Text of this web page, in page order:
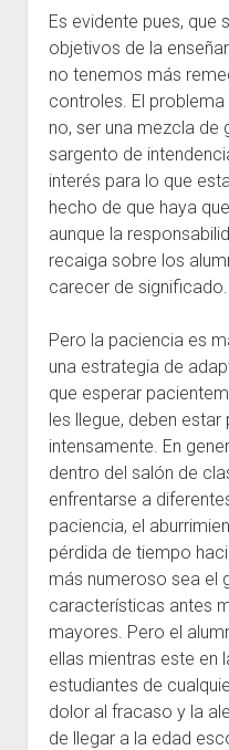
Es evidente pues, que
objetivos de la
no tenemos más
controles. El
no, ser una mezcla de
sargento de
interés para lo que
hecho de que haya
aunque la
recaiga sobre los
carecer de significado.
Pero la paciencia es
una estrategia de
que esperar
les llegue, deben
intensamente. En
dentro del salón de
enfrentarse a
paciencia, el
pérdida de tiempo
más numeroso sea el
características antes
mayores. Pero el
ellas mientras este en
estudiantes de
dolor al fracaso y la
de llegar a la edad